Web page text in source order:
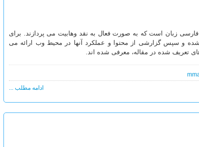
زبان است که به صورت فعال به نقد وهابیت می پردازند. برای
شده و سپس گزارشی از محتوا و عملکرد آنها در محیط وب ارائه می
تعریف شده در مقاله، معرفی شده اند.
ادامه مطلب ...